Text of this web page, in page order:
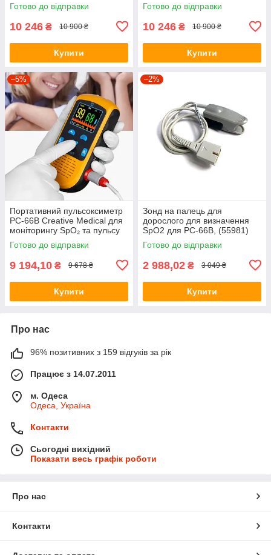
Готово до відправки
10 246 ₴ 10 900 ₴
Купити
Готово до відправки
10 246 ₴ 10 900 ₴
Купити
–5%
Портативний пульсоксиметр
PC‐66B Creative Medical для
моніторингу SpO₂ та пульсу
Готово до відправки
9 194,10 ₴ 9 678 ₴
Купити
–2%
Зонд на палець для
дорослого для визначення
SpO2 для PC‐66B, (55981)
Готово до відправки
2 988,02 ₴ 3 049 ₴
Купити
Про нас
96% позитивних з 159 відгуків за рік
Працює з 14.07.2011
м. Одеса
Одеса, Україна
Контакти
Сьогодні вихідний
Показати весь графік роботи
Про нас
Контакти